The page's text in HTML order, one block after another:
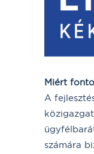
Miért
A
számára